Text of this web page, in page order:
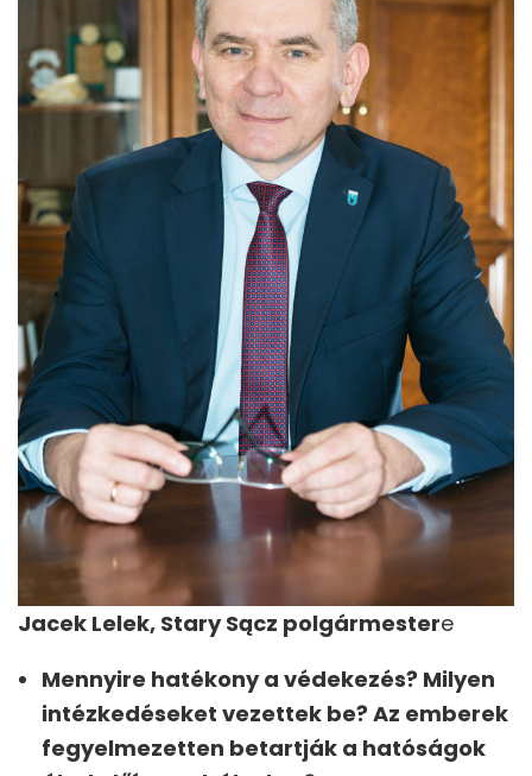
Jacek Lelek, Stary Sącz polgármestere
Mennyire hatékony a védekezés? Milyen
intézkedéseket vezettek be? Az emberek
fegyelmezetten betartják a hatóságok